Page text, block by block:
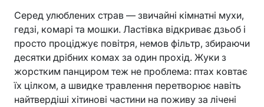
Серед улюблених страв — звичайні кімнатні мухи,
гедзі, комарі та мошки. Ластівка відкриває дзьоб і
просто проціджує повітря, немов фільтр, збираючи
десятки дрібних комах за один прохід. Жуки з
жорстким панциром теж не проблема: птах ковтає
їх цілком, а швидке травлення перетворює навіть
найтвердіші хітинові частини на поживу за лічені